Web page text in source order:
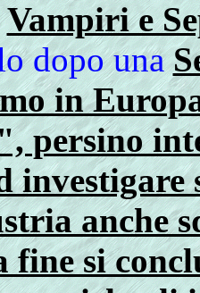
Vampiri e
dopo una
in
persino
anche
fine si